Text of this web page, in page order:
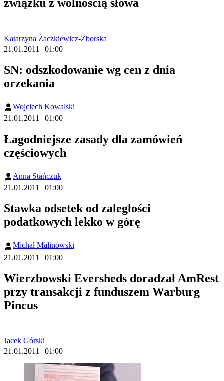
związku z wolnością słowa
Katarzyna Żaczkiewicz-Zborska
21.01.2011 | 01:00
SN: odszkodowanie wg cen z dnia
orzekania
Wojciech Kowalski
21.01.2011 | 01:00
Łagodniejsze zasady dla zamówień
częściowych
Anna Stańczuk
21.01.2011 | 01:00
Stawka odsetek od zaległości
podatkowych lekko w górę
Michał Malinowski
21.01.2011 | 01:00
Wierzbowski Eversheds doradzał AmRest
przy transakcji z funduszem Warburg
Pincus
Jacek Górski
21.01.2011 | 01:00